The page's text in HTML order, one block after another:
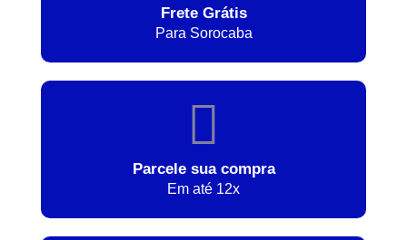
Frete Grátis
Para Sorocaba
Parcele sua compra
Em até 12x